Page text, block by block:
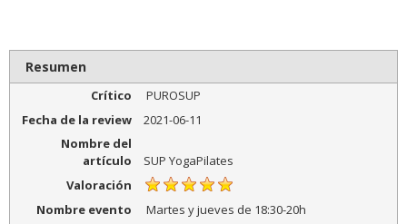
Resumen
Crítico
PUROSUP
Fecha de la review
2021-06-11
Nombre del
artículo
SUP YogaPilates
Valoración
Nombre evento
Martes y jueves de 18:30-20h